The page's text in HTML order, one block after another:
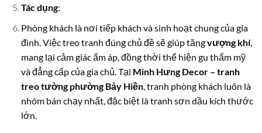
Tác dụng:
Phòng khách là nơi tiếp khách và sinh hoạt chung của gia
đình. Việc treo tranh đúng chủ đề sẽ giúp tăngvượng khí,
mang lại cảm giác ấm áp, đồng thời thể hiện gu thẩm mỹ
và đẳng cấp của gia chủ. Tại Minh Hưng Decor – tranh
treo tường phường Bảy Hiền, tranh phòng khách luôn là
nhóm bán chạy nhất, đặc biệt là tranh sơn dầu kích thước
lớn.